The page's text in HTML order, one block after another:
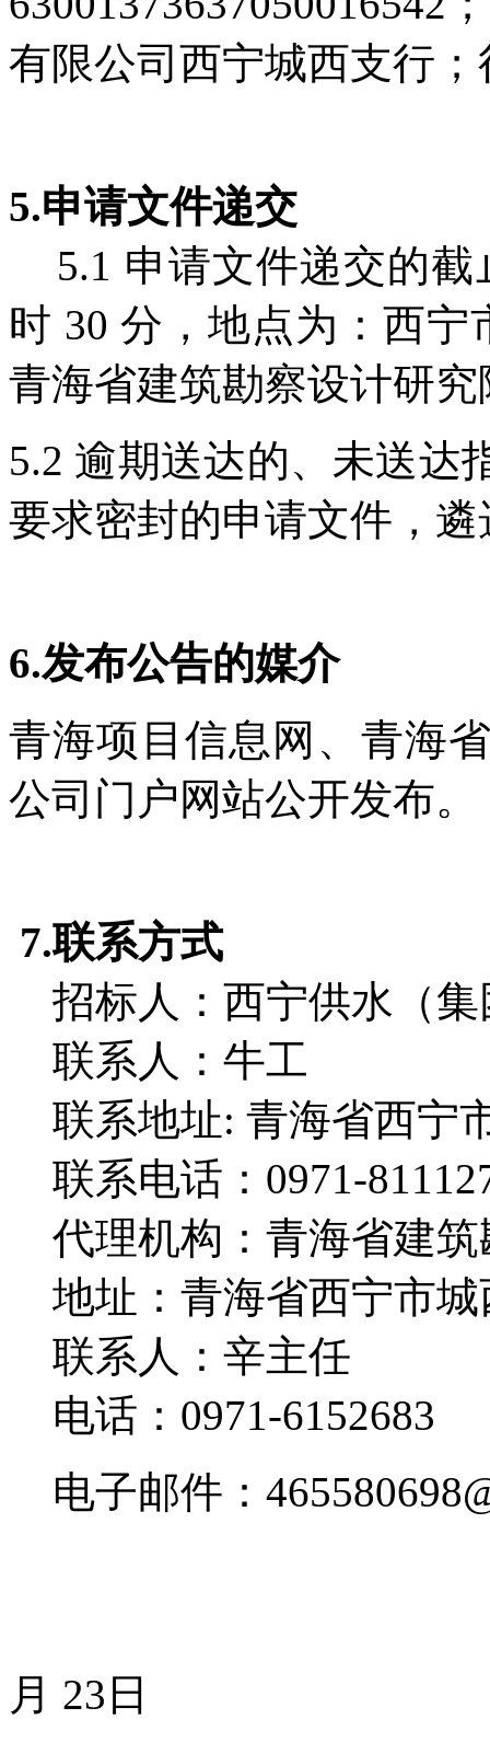
有限公司西宁城西支行；
5.申请文件递交
5.1 申请文件递交的截
时 30 分，地点为：西
青海省建筑勘察设计研
5.2 逾期送达的、未送达
要求密封的申请文件，
6.发布公告的媒介
青海项目信息网、青海
公司门户网站公开发布。
7.联系方式
招标人：西宁供水（集
联系人：牛工
联系地址: 青海省西宁
联系电话：0971-
代理机构：青海省建
地址：青海省西宁市城
联系人：辛主任
电话：0971-6152683
电子邮件：
月 23日